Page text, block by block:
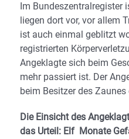
Im Bundeszentralregister
liegen dort vor, vor allem
ist auch einmal geblitzt
registrierten
Angeklagte sich beim
mehr passiert ist. Der
beim Besitzer des
Die Einsicht des
das Urteil: Elf Monate